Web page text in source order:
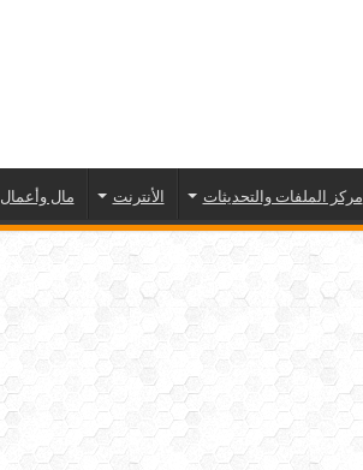
مركز الملفات والتحديثات الأنترنت مال وأعمال